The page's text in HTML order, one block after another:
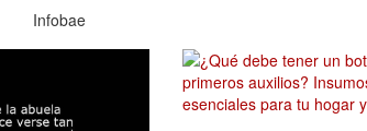
Infobae